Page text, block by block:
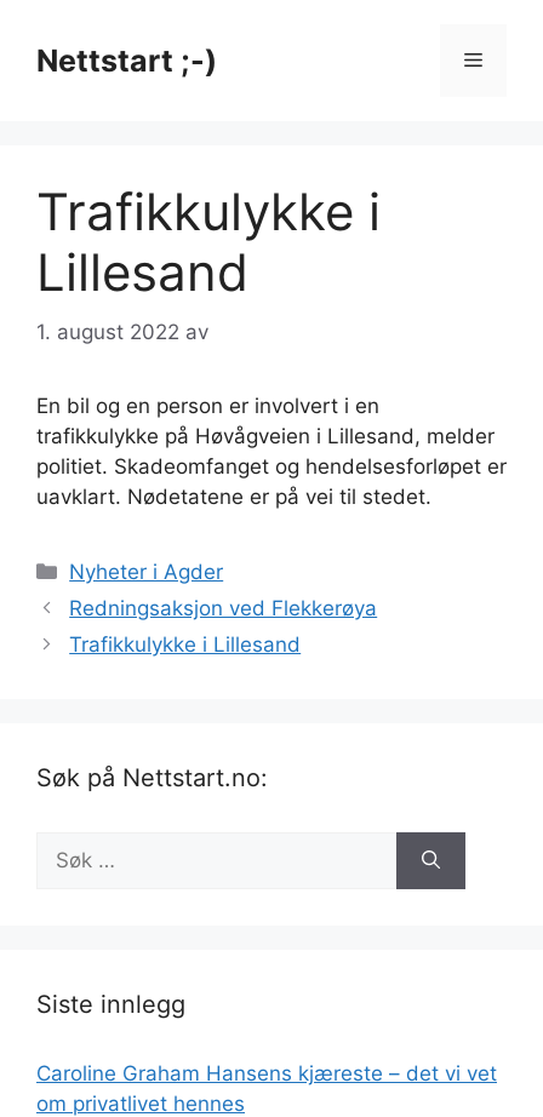
innholdNettstart ;-) Meny
Trafikkulykke i
Lillesand
1. august 2022 av
En bil og en person er involvert i en
trafikkulykke på Høvågveien i Lillesand, melder
politiet. Skadeomfanget og hendelsesforløpet er
uavklart. Nødetatene er på vei til stedet.
Kategorier
Nyheter i Agder
Redningsaksjon ved Flekkerøya
Trafikkulykke i Lillesand
Søk på Nettstart.no:
etter:
Siste innlegg
Caroline Graham Hansens kjæreste – det vi vet
om privatlivet hennes